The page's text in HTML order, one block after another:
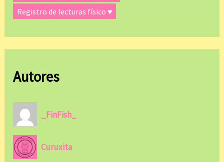
Registro de lecturas físico ♥
Autores
_FinFish_
Curuxita